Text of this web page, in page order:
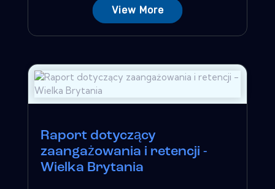
View More
Raport dotyczący
zaangażowania i retencji -
Wielka Brytania